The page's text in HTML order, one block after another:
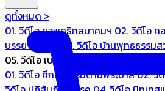
ดูทั้งหมด >
01. วีดีโอ ยุวพุทธิกสมาคมฯ 02. วีดีโอ
บรรยายทั่วไป
04. วีดีโอ บ้านพุทธธรรม
05. วีดีโอ เบนซ์ทองหล่อ
01. วีดีโอ ศึกษาธรรมตามพระบาลี02. วีดี